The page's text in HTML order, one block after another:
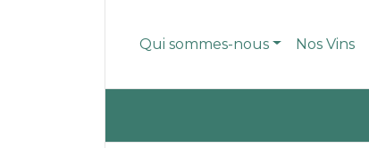
Qui sommes-nous Nos Vins